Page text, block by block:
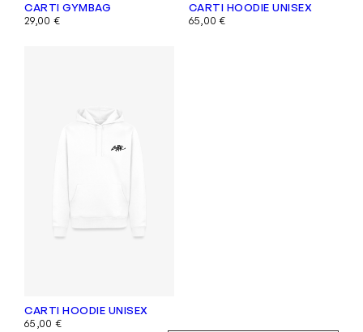
CARTI GYMBAG
29,00 €
CARTI HOODIE UNISEX
65,00€
CARTI HOODIE UNISEX
65,00 €